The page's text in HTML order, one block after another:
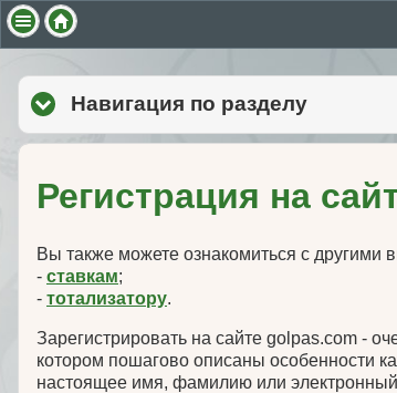
Навигация по разделуclick to
Регистрация на
Вы также можете ознакомиться с другими
- ставкам;
- тотализатору.
Зарегистрировать на сайте golpas.com -
котором пошагово описаны особенности
настоящее имя, фамилию или электронный